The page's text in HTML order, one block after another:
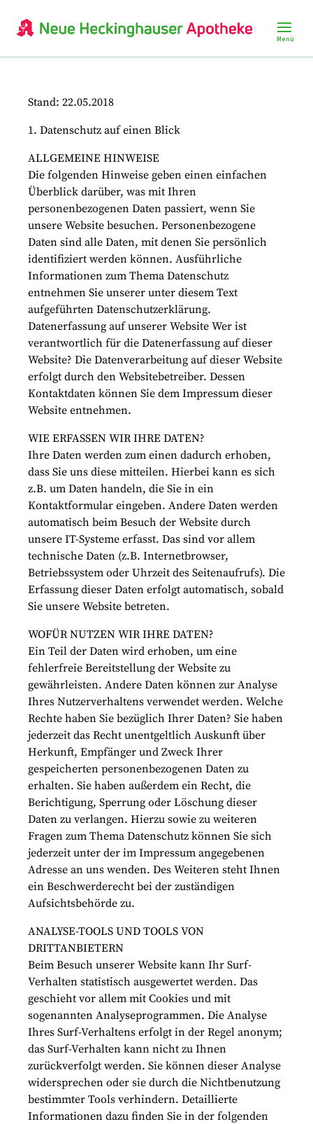
Stand: 22.05.2018
1. Datenschutz auf einen Blick
ALLGEMEINE HINWEISE
Die folgenden Hinweise geben einen einfachen
Überblick darüber, was mit Ihren
personenbezogenen Daten passiert, wenn Sie
unsere Website besuchen. Personenbezogene
Daten sind alle Daten, mit denen Sie persönlich
identifiziert werden können. Ausführliche
Informationen zum Thema Datenschutz
entnehmen Sie unserer unter diesem Text
aufgeführten Datenschutzerklärung.
Datenerfassung auf unserer Website Wer ist
verantwortlich für die Datenerfassung auf dieser
Website? Die Datenverarbeitung auf dieser Website
erfolgt durch den Websitebetreiber. Dessen
Kontaktdaten können Sie dem Impressum dieser
Website entnehmen.
WIE ERFASSEN WIR IHRE DATEN?
Ihre Daten werden zum einen dadurch erhoben,
dass Sie uns diese mitteilen. Hierbei kann es sich
z.B. um Daten handeln, die Sie in ein
Kontaktformular eingeben. Andere Daten werden
automatisch beim Besuch der Website durch
unsere IT-Systeme erfasst. Das sind vor allem
technische Daten (z.B. Internetbrowser,
Betriebssystem oder Uhrzeit des Seitenaufrufs). Die
Erfassung dieser Daten erfolgt automatisch, sobald
Sie unsere Website betreten.
WOFÜR NUTZEN WIR IHRE DATEN?
Ein Teil der Daten wird erhoben, um eine
fehlerfreie Bereitstellung der Website zu
gewährleisten. Andere Daten können zur Analyse
Ihres Nutzerverhaltens verwendet werden. Welche
Rechte haben Sie bezüglich Ihrer Daten? Sie haben
jederzeit das Recht unentgeltlich Auskunft über
Herkunft, Empfänger und Zweck Ihrer
gespeicherten personenbezogenen Daten zu
erhalten. Sie haben außerdem ein Recht, die
Berichtigung, Sperrung oder Löschung dieser
Daten zu verlangen. Hierzu sowie zu weiteren
Fragen zum Thema Datenschutz können Sie sich
jederzeit unter der im Impressum angegebenen
Adresse an uns wenden. Des Weiteren steht Ihnen
ein Beschwerderecht bei der zuständigen
Aufsichtsbehörde zu.
ANALYSE-TOOLS UND TOOLS VON
DRITTANBIETERN
Beim Besuch unserer Website kann Ihr Surf-
Verhalten statistisch ausgewertet werden. Das
geschieht vor allem mit Cookies und mit
sogenannten Analyseprogrammen. Die Analyse
Ihres Surf-Verhaltens erfolgt in der Regel anonym;
das Surf-Verhalten kann nicht zu Ihnen
zurückverfolgt werden. Sie können dieser Analyse
widersprechen oder sie durch die Nichtbenutzung
bestimmter Tools verhindern. Detaillierte
Informationen dazu finden Sie in der folgenden